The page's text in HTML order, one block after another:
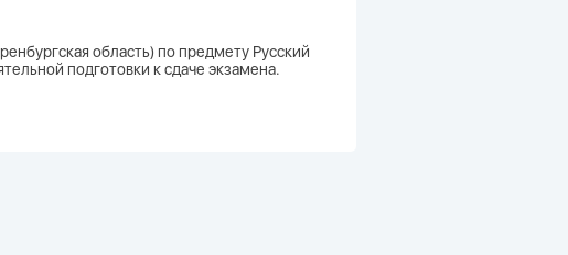
область) по предмету Русский
подготовки к сдаче экзамена.